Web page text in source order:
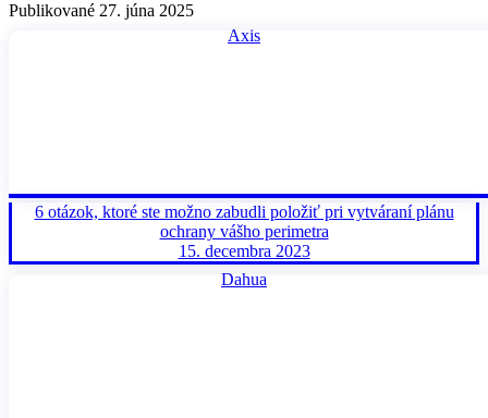
Publikované 27. júna 2025
Axis
6 otázok, ktoré ste možno zabudli položiť pri vytváraní plánu
ochrany vášho perimetra
15. decembra 2023
Dahua